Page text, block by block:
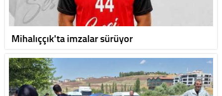
Mihalıççık'ta imzalar sürüyor